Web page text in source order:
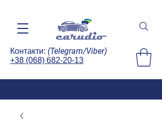
Контакти: (Telegram/Viber)
+38 (068) 682-20-13